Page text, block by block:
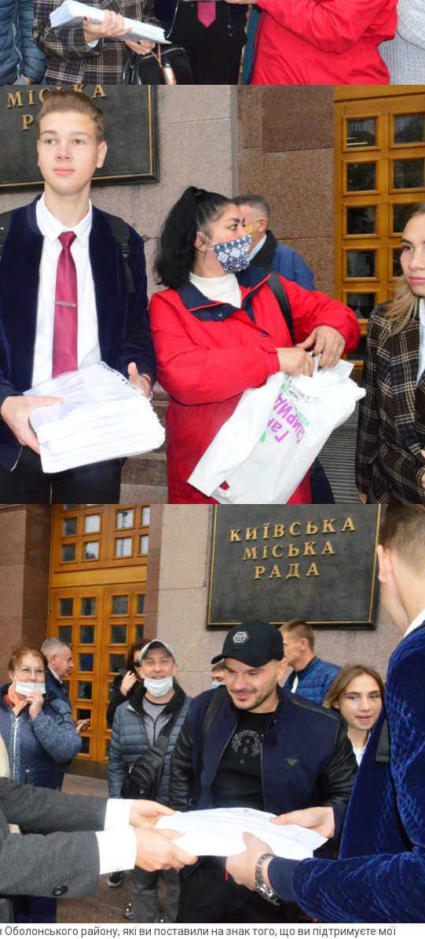
району, які ви поставили на знак того, що ви підтримуєте мої